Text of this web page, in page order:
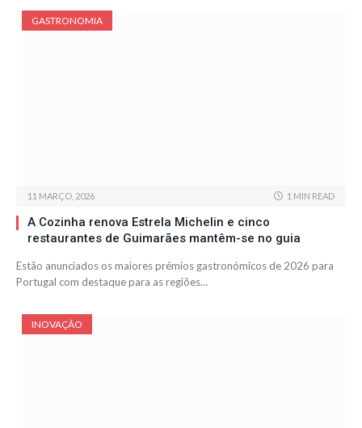
GASTRONOMIA
11 MARÇO, 2026 1 MIN READ
A Cozinha renova Estrela Michelin e cinco
restaurantes de Guimarães mantêm-se no guia
Estão anunciados os maiores prémios gastronómicos de 2026 para
Portugal com destaque para as regiões…
INOVAÇÃO